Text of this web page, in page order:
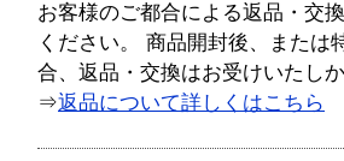
お客様のご都合による返品・交
ください。 商品開封後、または
合、返品・交換はお受けいたし
⇒返品について詳しくはこちら